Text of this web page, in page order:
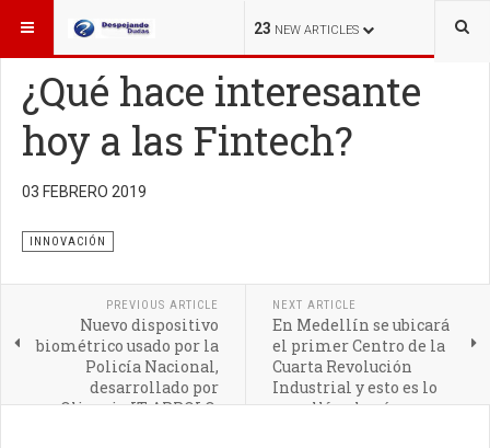
23 NEW ARTICLES
ESTÁ AQUÍ: INNOVACIÓN
¿Qué hace interesante
hoy a las Fintech?
03 FEBRERO 2019
El mercado Fintech moverá, en los próximos 5 años, 150
INNOVACIÓN
PREVIOUS ARTICLE
Nuevo dispositivo
biométrico usado por la
Policía Nacional,
desarrollado por
Olimpia IT APPOLO:
NEXT ARTICLE
En Medellín se ubicará
el primer Centro de la
Cuarta Revolución
Industrial y esto es lo
que allí se hará